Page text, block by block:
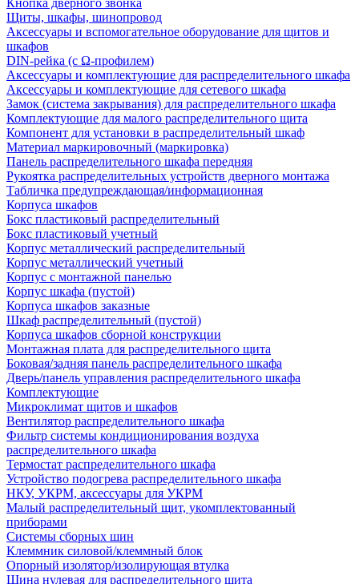
Кнопка дверного звонка
Щиты, шкафы, шинопровод
Аксессуары и вспомогательное оборудование для щитов и
шкафов
DIN-рейка (с Ω-профилем)
Аксессуары и комплектующие для распределительного шкафа
Аксессуары и комплектующие для сетевого шкафа
Замок (система закрывания) для распределительного шкафа
Комплектующие для малого распределительного щита
Компонент для установки в распределительный шкаф
Материал маркировочный (маркировка)
Панель распределительного шкафа передняя
Рукоятка распределительных устройств дверного монтажа
Табличка предупреждающая/информационная
Корпуса шкафов
Бокс пластиковый распределительный
Бокс пластиковый учетный
Корпус металлический распределительный
Корпус металлический учетный
Корпус с монтажной панелью
Корпус шкафа (пустой)
Корпуса шкафов заказные
Шкаф распределительный (пустой)
Корпуса шкафов сборной конструкции
Монтажная плата для распределительного щита
Боковая/задняя панель распределительного шкафа
Дверь/панель управления распределительного шкафа
Комплектующие
Микроклимат щитов и шкафов
Вентилятор распределительного шкафа
Фильтр системы кондиционирования воздуха
распределительного шкафа
Термостат распределительного шкафа
Устройство подогрева распределительного шкафа
НКУ, УКРМ, аксессуары для УКРМ
Малый распределительный щит, укомплектованный
приборами
Системы сборных шин
Клеммник силовой/клеммный блок
Опорный изолятор/изолирующая втулка
Шина нулевая для распределительного щита